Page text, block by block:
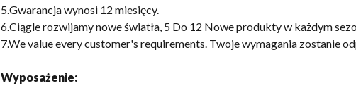
5.Gwarancja wynosi 12 miesięcy.
6.Ciągle rozwijamy nowe światła, 5 Do 12 Nowe produkty w każdym
7.We value every customer's requirements. Twoje wymagania zostanie
Wyposażenie: